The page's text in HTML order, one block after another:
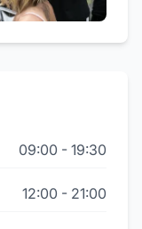
09:00 - 19:30
12:00 - 21:00